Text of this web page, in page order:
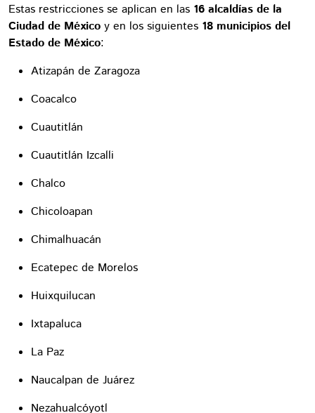
Estas restricciones se aplican en las 16 alcaldías de la
Ciudad de México y en los siguientes 18 municipios del
Estado de México:
Atizapán de Zaragoza
Coacalco
Cuautitlán
Cuautitlán Izcalli
Chalco
Chicoloapan
Chimalhuacán
Ecatepec de Morelos
Huixquilucan
Ixtapaluca
La Paz
Naucalpan de Juárez
Nezahualcóyotl